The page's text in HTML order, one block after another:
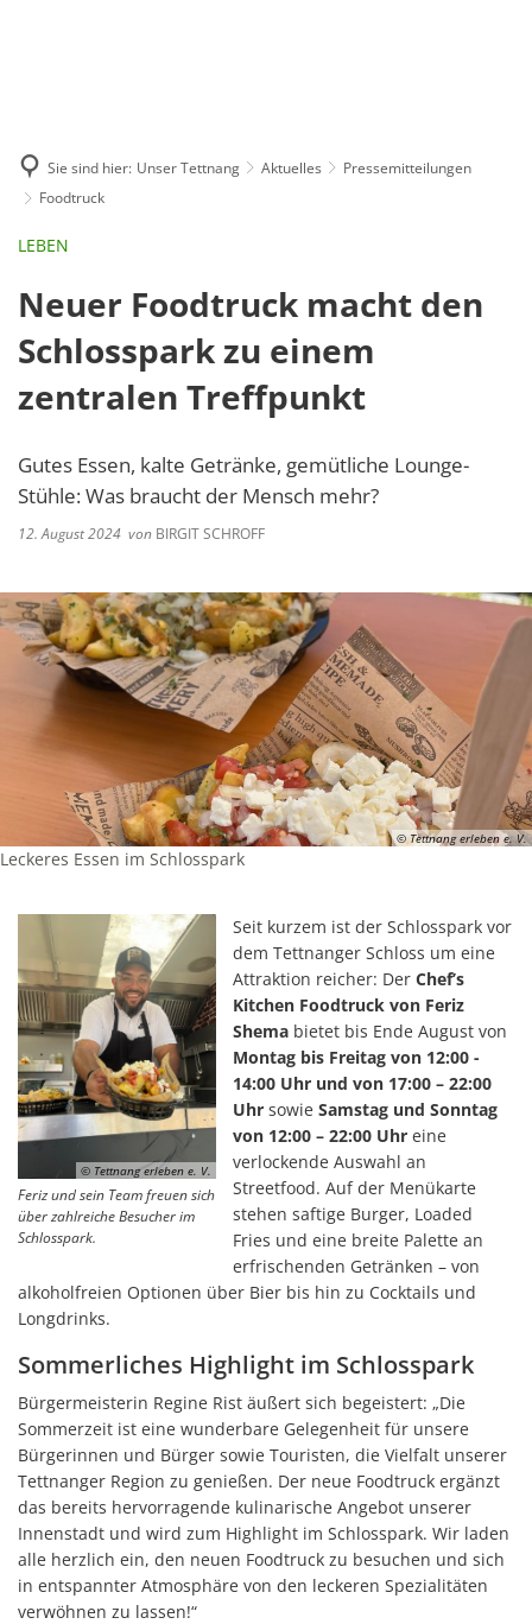
Sie sind hier: Unser Tettnang Aktuelles
Pressemitteilungen
Foodtruck
LEBEN
Neuer Foodtruck macht den
Schlosspark zu einem
zentralen Treffpunkt
Gutes Essen, kalte Getränke, gemütliche Lounge-
Stühle: Was braucht der Mensch mehr?
12. August 2024 von BIRGIT SCHROFF
© Tettnang erleben e. V.
Leckeres Essen im Schlosspark
© Tettnang erleben e. V.
Feriz und sein Team freuen sich
über zahlreiche Besucher im
Schlosspark.
Seit kurzem ist der Schlosspark vor
dem Tettnanger Schloss um eine
Attraktion reicher: Der Chef’s
Kitchen Foodtruck von Feriz
Shema bietet bis Ende August von
Montag bis Freitag von 12:00 -
14:00 Uhr und von 17:00 – 22:00
Uhr sowie Samstag und Sonntag
von 12:00 – 22:00 Uhr eine
verlockende Auswahl an
Streetfood. Auf der Menükarte
stehen saftige Burger, Loaded
Fries und eine breite Palette an
erfrischenden Getränken – von
alkoholfreien Optionen über Bier bis hin zu Cocktails und
Longdrinks.
Sommerliches Highlight im Schlosspark
Bürgermeisterin Regine Rist äußert sich begeistert: „Die
Sommerzeit ist eine wunderbare Gelegenheit für unsere
Bürgerinnen und Bürger sowie Touristen, die Vielfalt unserer
Tettnanger Region zu genießen. Der neue Foodtruck ergänzt
das bereits hervorragende kulinarische Angebot unserer
Innenstadt und wird zum Highlight im Schlosspark. Wir laden
alle herzlich ein, den neuen Foodtruck zu besuchen und sich
in entspannter Atmosphäre von den leckeren Spezialitäten
verwöhnen zu lassen!“